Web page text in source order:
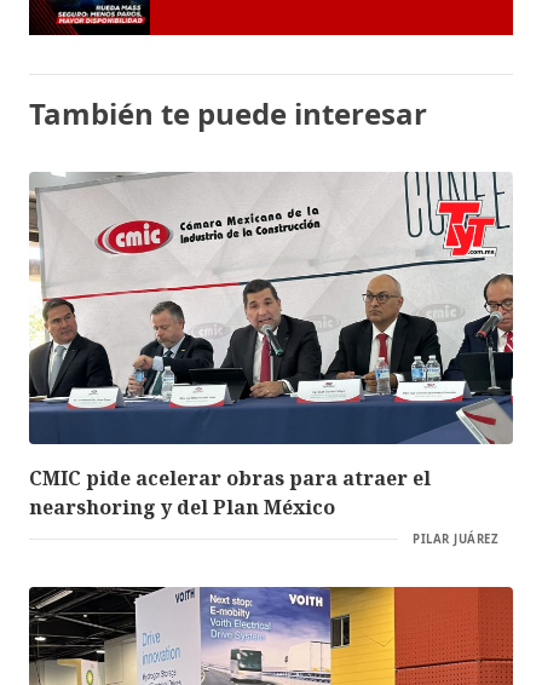
También te puede interesar
CMIC pide acelerar obras para atraer el
nearshoring y del Plan México
PILAR JUÁREZ